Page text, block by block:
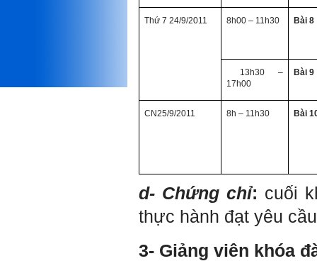
Thứ 7 24/9/2011 8h00 – 11h30 Bài 8
13h30 –
17h00
Bài 9
CN25/9/2011 8h – 11h30 Bài
d- Chứng chỉ: cuối
thực hành đạt yêu
3- Giảng viên khóa